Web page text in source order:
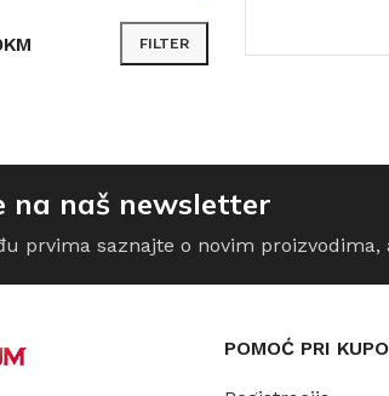
FILTER
na naš newsletter
prvima saznajte o novim
POMOĆ PRI